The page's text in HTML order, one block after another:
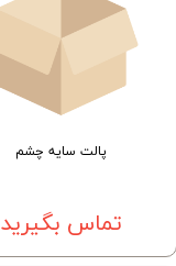
پالت سایه چشم
تماس بگیرید